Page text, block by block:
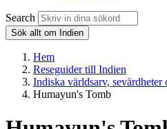
Search
Sök allt om Indien
Hem
Reseguider till Indien
Indiska världsarv, sevärdheter
Humayun's Tomb